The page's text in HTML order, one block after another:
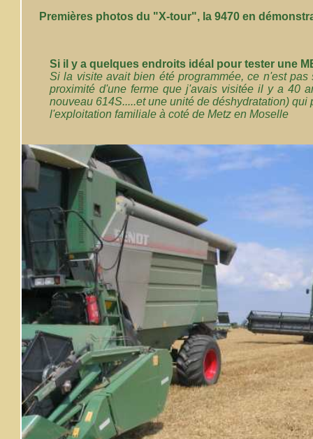
Premières photos du "X-tour", la 9470 en
Si il y a quelques endroits idéal pour tester une
Si la visite avait bien été programmée, ce n'est
proximité d'une ferme que j'avais visitée il y a 40
nouveau 614S.....et une unité de déshydratation)
l'exploitation familiale à coté de Metz en Moselle